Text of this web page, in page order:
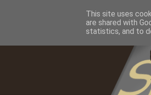
Home Impressum
This site uses
are shared with
statistics, and to